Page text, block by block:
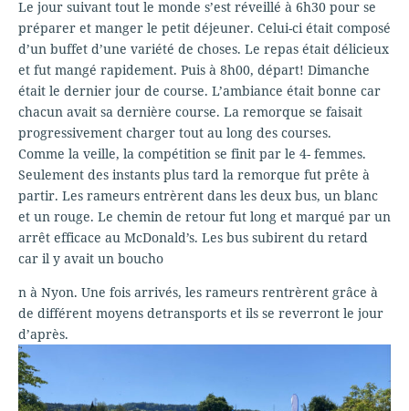
Le jour suivant tout le monde s’est réveillé à 6h30 pour se
préparer et manger le petit déjeuner. Celui-ci était composé
d’un buffet d’une variété de choses. Le repas était délicieux
et fut mangé rapidement. Puis à 8h00, départ! Dimanche
était le dernier jour de course. L’ambiance était bonne car
chacun avait sa dernière course. La remorque se faisait
progressivement charger tout au long des courses.
Comme la veille, la compétition se finit par le 4- femmes.
Seulement des instants plus tard la remorque fut prête à
partir. Les rameurs entrèrent dans les deux bus, un blanc
et un rouge. Le chemin de retour fut long et marqué par un
arrêt efficace au McDonald’s. Les bus subirent du retard
car il y avait un boucho
n à Nyon. Une fois arrivés, les rameurs rentrèrent grâce à
de différent moyens detransports et ils se reverront le jour
d’après.